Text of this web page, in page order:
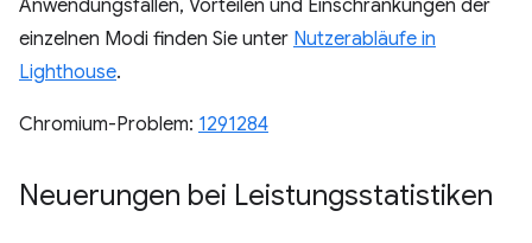
Anwendungsfällen, Vorteilen und Einschränkungen der
einzelnen Modi finden Sie unter Nutzerabläufe in
Lighthouse.
Chromium-Problem: 1291284
Neuerungen bei Leistungsstatistiken